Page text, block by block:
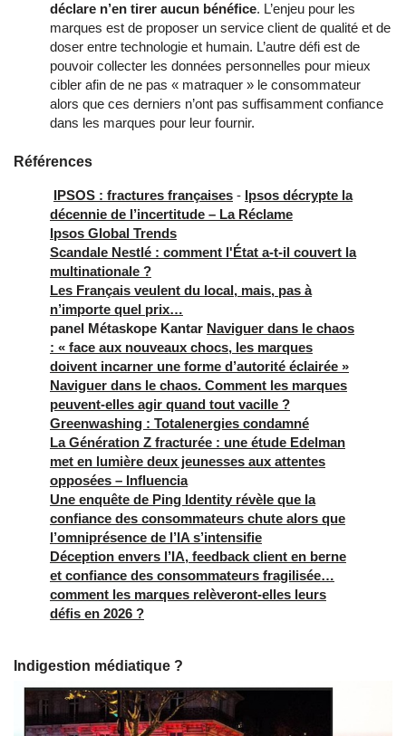
déclare n’en tirer aucun bénéfice. L’enjeu pour les
marques est de proposer un service client de qualité et de
doser entre technologie et humain. L’autre défi est de
pouvoir collecter les données personnelles pour mieux
cibler afin de ne pas « matraquer » le consommateur
alors que ces derniers n’ont pas suffisamment confiance
dans les marques pour leur fournir.
Références
IPSOS : fractures françaises - Ipsos décrypte la
décennie de l’incertitude – La Réclame
Ipsos Global Trends
Scandale Nestlé : comment l'État a-t-il couvert la
multinationale ?
Les Français veulent du local, mais, pas à
n’importe quel prix…
panel Métaskope Kantar Naviguer dans le chaos
: « face aux nouveaux chocs, les marques
doivent incarner une forme d’autorité éclairée »
Naviguer dans le chaos. Comment les marques
peuvent-elles agir quand tout vacille ?
Greenwashing : Totalenergies condamné
La Génération Z fracturée : une étude Edelman
met en lumière deux jeunesses aux attentes
opposées – Influencia
Une enquête de Ping Identity révèle que la
confiance des consommateurs chute alors que
l’omniprésence de l’IA s’intensifie
Déception envers l’IA, feedback client en berne
et confiance des consommateurs fragilisée…
comment les marques relèveront-elles leurs
défis en 2026 ?
Indigestion médiatique ?